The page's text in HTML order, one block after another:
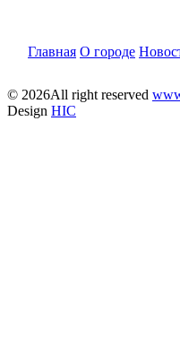
Главная О городе
© 2026All right reserved
Design HIC